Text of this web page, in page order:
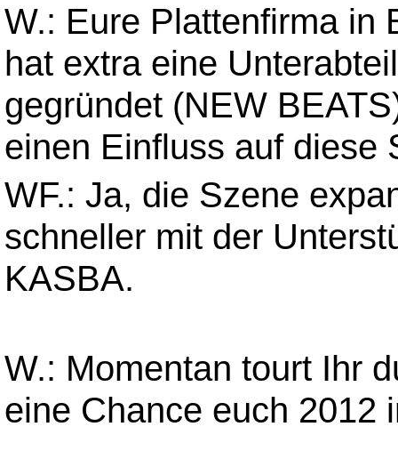
W.: Eure Plattenfirma in
hat extra eine
gegründet (NEW
einen Einfluss auf diese
WF.: Ja, die Szene
schneller mit der
KASBA.
W.: Momentan tourt Ihr
eine Chance euch 2012